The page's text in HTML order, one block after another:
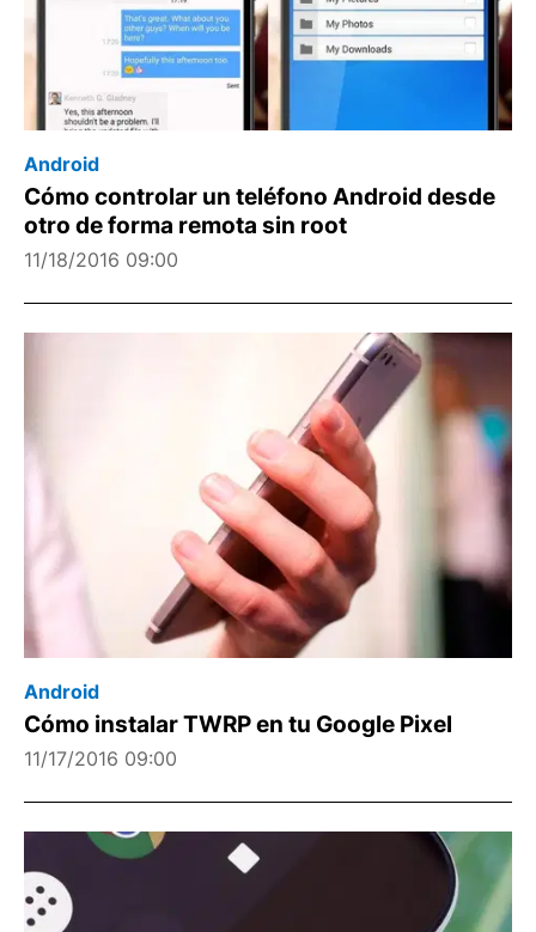
Android
Cómo controlar un teléfono Android desde
otro de forma remota sin root
11/18/2016 09:00
Android
Cómo instalar TWRP en tu Google Pixel
11/17/2016 09:00